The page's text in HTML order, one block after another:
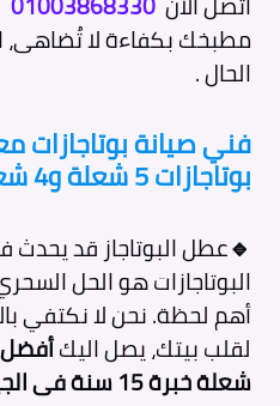
مطبخك بكفاءة لا تُضاهى،
الحال .
فني صيانة بوتاجازات
بوتاجازات 5 شعلة و4 شعلة بسرعة
🔹عطل البوتاجاز قد
البوتاجازات هو الحل
أهم لحظة. نحن لا نكتفي
لقلب بيتك، يصل اليك
شعلة خبرة 15 سنة فى الجيزة